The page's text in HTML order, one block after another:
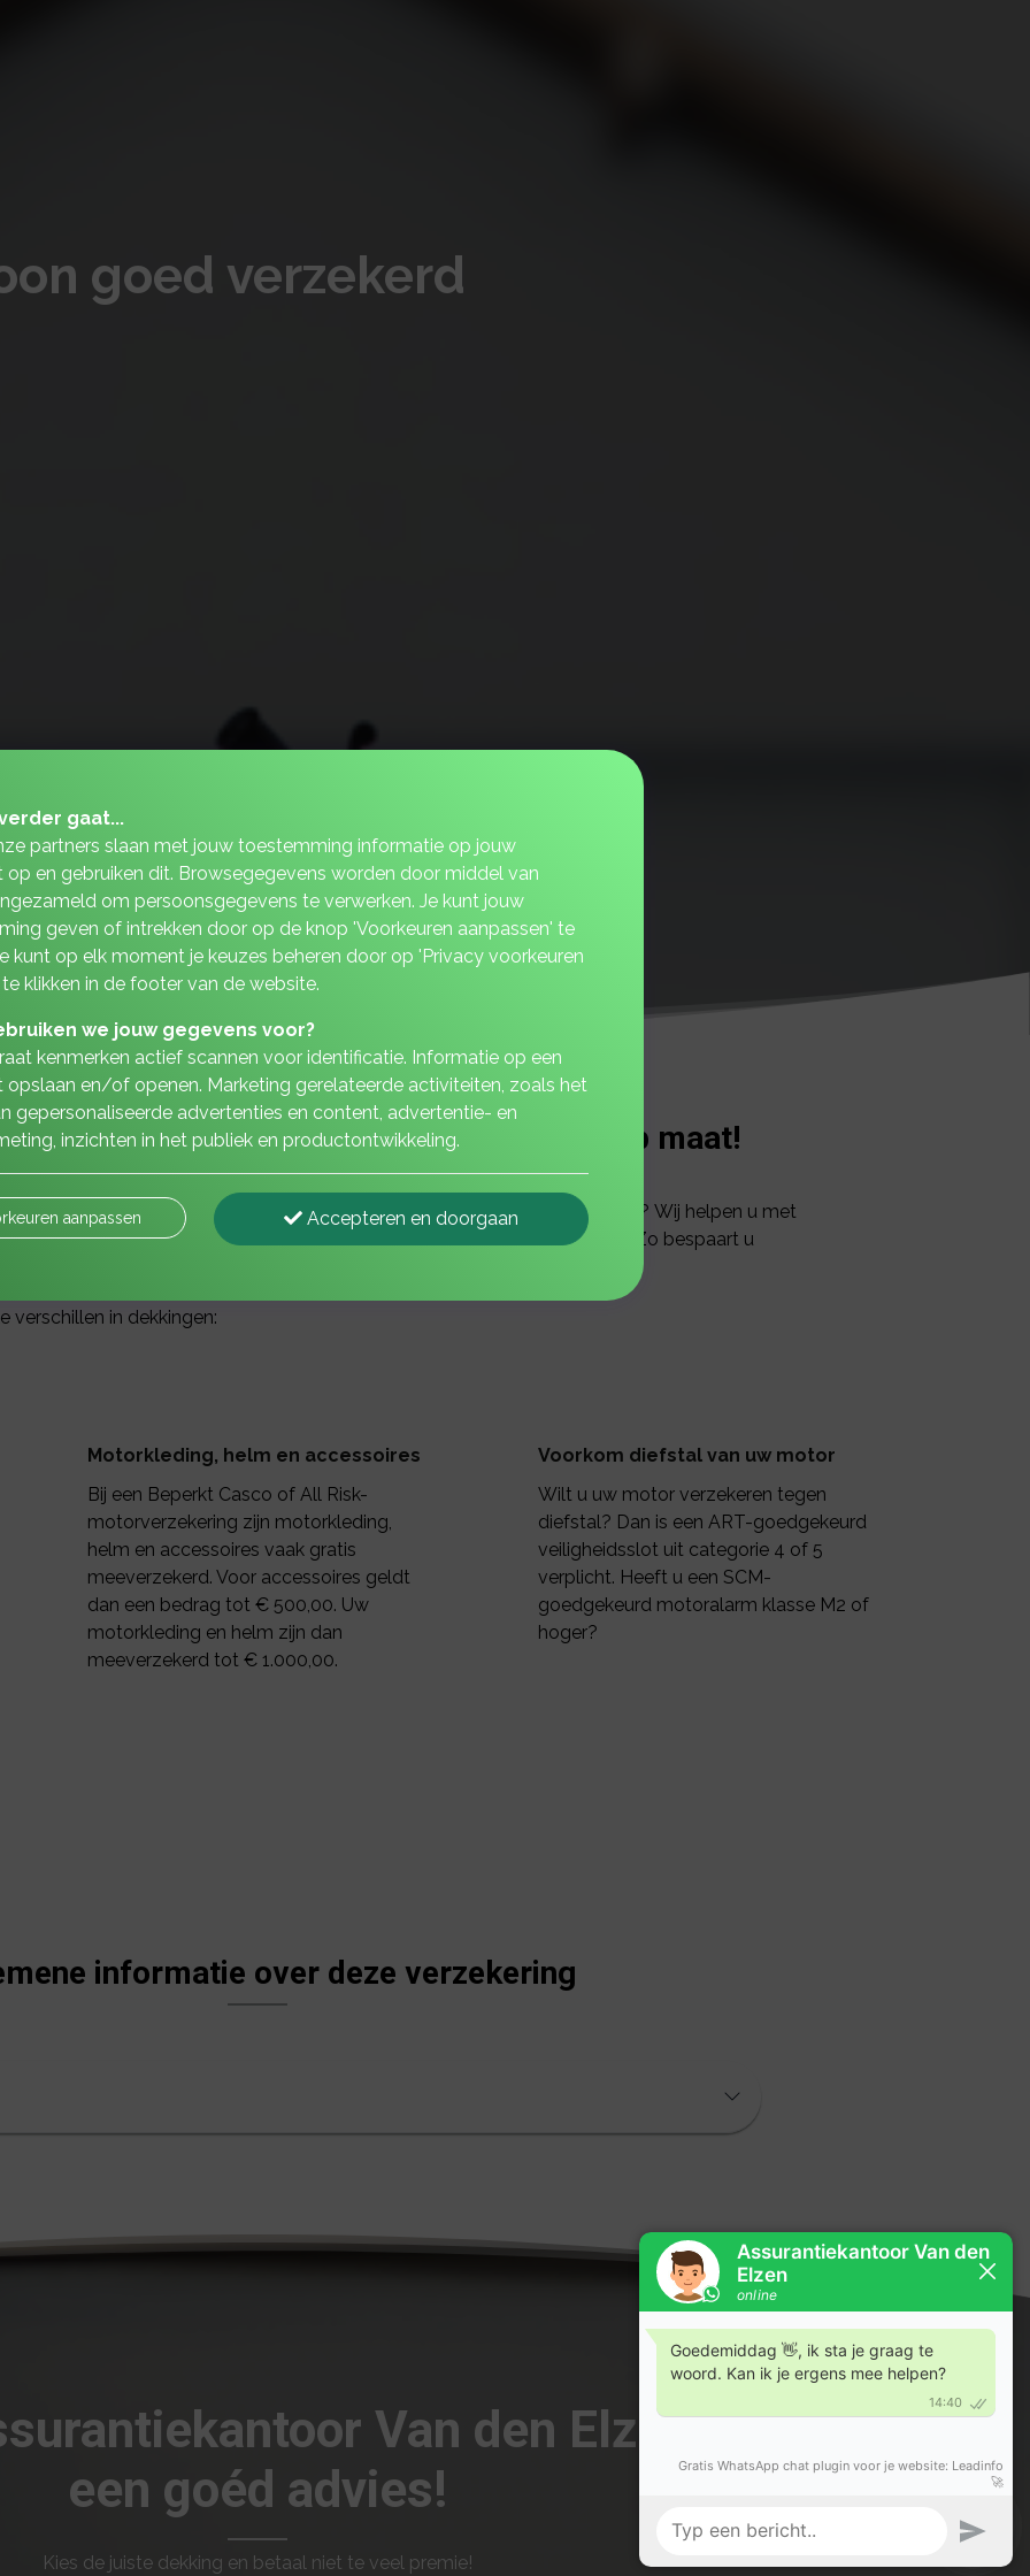
goed verzekerd
Van den Elzen regelen wij een polis op maat!
hobby of zelfs een way of life. Uw motor goed en goedkoop verzekeren? Wij helpen u met
rijgedrag. Wist u overigens dat u ook voor een zomerdekking kunt kiezen? Zo bespaart u
de stalling blijft.
verschillen in dekkingen:
Motorkleding, helm en accessoires
Bij een Beperkt Casco of All Risk-
motorverzekering zijn motorkleding,
helm en accessoires vaak gratis
meeverzekerd. Voor accessoires geldt
dan een bedrag tot € 500,00. Uw
motorkleding en helm zijn dan
meeverzekerd tot € 1.000,00.
Voorkom diefstal van uw motor
Wilt u uw motor verzekeren tegen
diefstal? Dan is een ART-goedgekeurd
veiligheidsslot uit categorie 4 of 5
verplicht. Heeft u een SCM-
goedgekeurd motoralarm klasse M2 of
hoger?
informatie over deze verzekering
Van den Elzen om
een goéd advies!
Kies de juiste dekking en betaal niet te veel premie!
gaat...
partners slaan met jouw toestemming informatie op jouw
op en gebruiken dit. Browsegegevens worden door middel van
om persoonsgegevens te verwerken. Je kunt jouw
geven of intrekken door op de knop 'Voorkeuren aanpassen' te
kunt op elk moment je keuzes beheren door op 'Privacy voorkeuren
klikken in de footer van de website.
we jouw gegevens voor?
kenmerken actief scannen voor identificatie. Informatie op een
opslaan en/of openen. Marketing gerelateerde activiteiten, zoals het
gepersonaliseerde advertenties en content, advertentie- en
inzichten in het publiek en productontwikkeling.
aanpassen Accepteren en doorgaan